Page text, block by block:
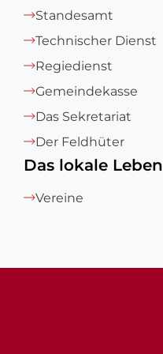
Standesamt
Technischer Dienst
Regiedienst
Gemeindekasse
Das Sekretariat
Der Feldhüter
Das lokale Leben
Vereine